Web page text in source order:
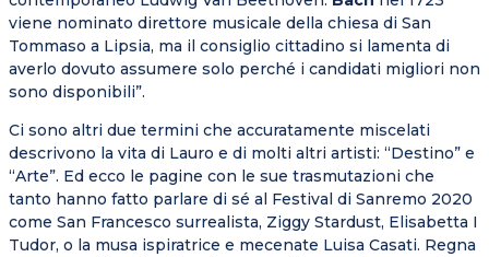
viene nominato direttore musicale della chiesa di San
Tommaso a Lipsia, ma il consiglio cittadino si lamenta di
averlo dovuto assumere solo perché i candidati migliori non
sono disponibili”.
Ci sono altri due termini che accuratamente miscelati
descrivono la vita di Lauro e di molti altri artisti: “Destino” e
“Arte”. Ed ecco le pagine con le sue trasmutazioni che
tanto hanno fatto parlare di sé al Festival di Sanremo 2020
come San Francesco surrealista, Ziggy Stardust, Elisabetta I
Tudor, o la musa ispiratrice e mecenate Luisa Casati. Regna